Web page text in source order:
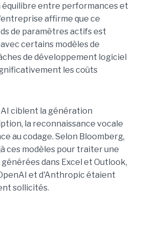
entre performances et
affirme que ce
de paramètres actifs est
certains modèles de
de développement logiciel
les coûts
ciblent la génération
la reconnaissance vocale
au codage. Selon Bloomberg,
ces modèles pour traiter une
dans Excel et Outlook,
et d'Anthropic étaient
sollicités.